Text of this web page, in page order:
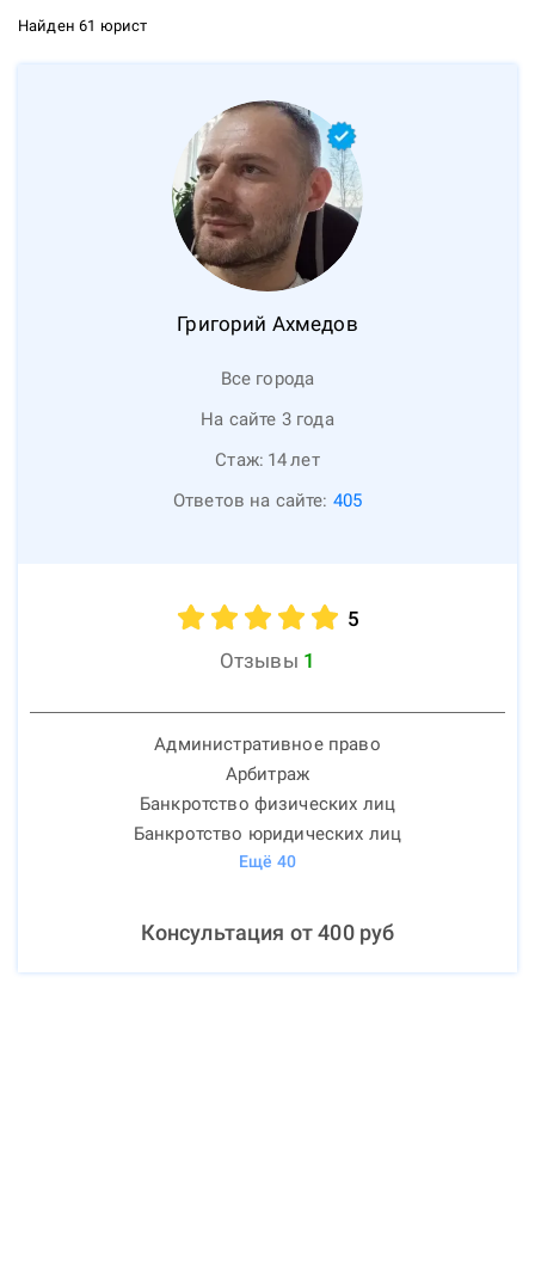
Найден 61 юрист
Григорий Ахмедов
Все города
На сайте 3 года
Стаж: 14лет
Ответов на сайте: 405
5
Отзывы 1
Административное право
Арбитраж
Банкротство физических лиц
Банкротство юридических лиц
Ещё 40
Консультация от400руб